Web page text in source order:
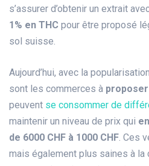
s’assurer d’obtenir un extrait
1% en THC pour être proposé
sol suisse.
Aujourd’hui, avec la
sont les commerces à
peuvent se consommer de
maintenir un niveau de prix qui
de 6000 CHF à 1000 CHF. Ces
mais également plus saines à la